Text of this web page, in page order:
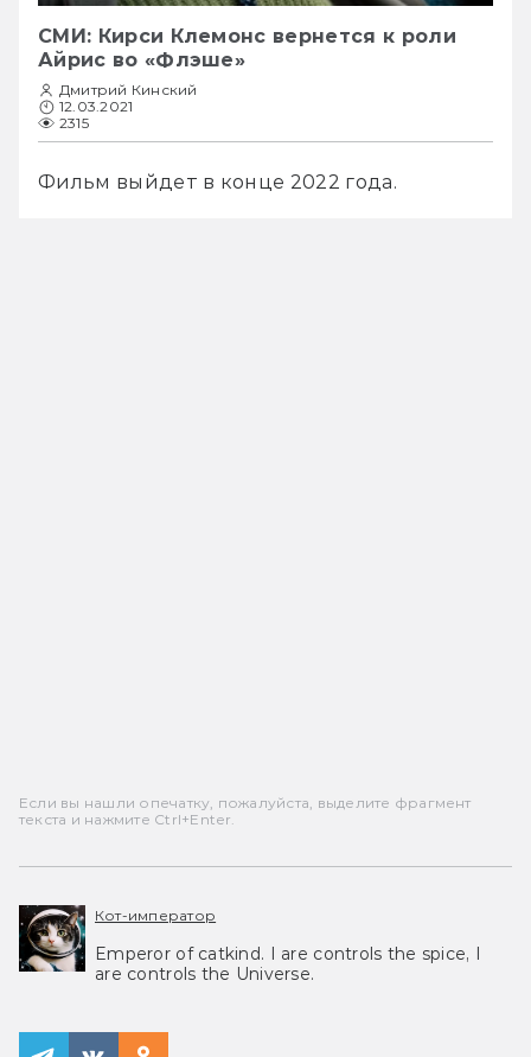
СМИ: Кирси Клемонс вернется к роли
Айрис во «Флэше»
Дмитрий Кинский
12.03.2021
2315
Фильм выйдет в конце 2022 года.
Если вы нашли опечатку, пожалуйста, выделите фрагмент
текста и нажмите Ctrl+Enter.
Кот-император
Emperor of catkind. I are controls the spice, I
are controls the Universe.